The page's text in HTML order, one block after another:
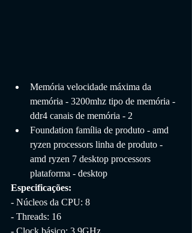
Memória velocidade máxima da
memória - 3200mhz tipo de memória -
ddr4 canais de memória - 2
Foundation família de produto - amd
ryzen processors linha de produto -
amd ryzen 7 desktop processors
plataforma - desktop
Especificações:
- Núcleos da CPU: 8
- Threads: 16